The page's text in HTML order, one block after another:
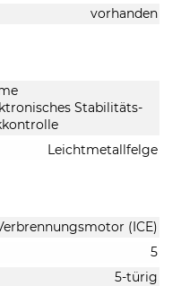
vorhanden
Stabilitäts-
Leichtmetallfelge
(ICE)
5
5-türig